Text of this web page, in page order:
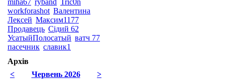
miha67 ryband Tric0n
workforashot Валентина
Лексей Максим1177
Продавець Сідий 62
УсатыйПолосатый ватч 77
пасечник славик1
Архів
<
>
Червень 2026